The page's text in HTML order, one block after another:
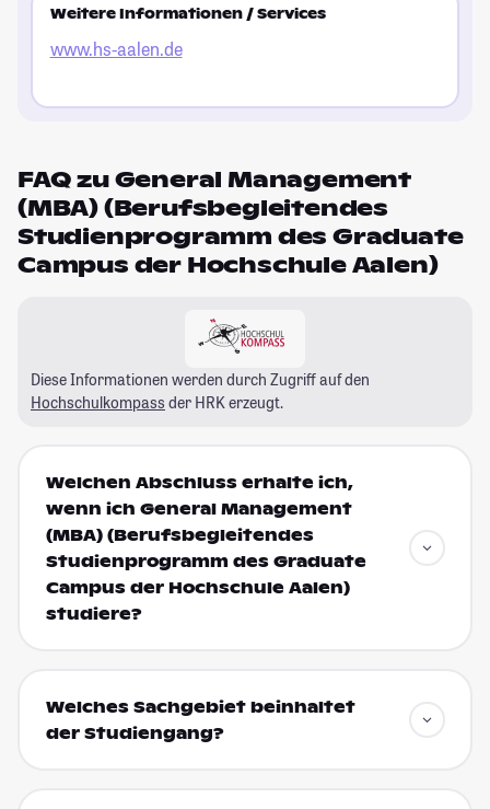
Weitere Informationen / Services
www.hs-aalen.de
FAQ zu General Management
(MBA) (Berufsbegleitendes
Studienprogramm des Graduate
Campus der Hochschule Aalen)
Diese Informationen werden durch Zugriff auf den
Hochschulkompass der HRK erzeugt.
Welchen Abschluss erhalte ich,
wenn ich General Management
(MBA) (Berufsbegleitendes
Studienprogramm des Graduate
Campus der Hochschule Aalen)
studiere?
Welches Sachgebiet beinhaltet
der Studiengang?